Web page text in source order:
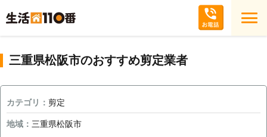
三重県松阪市のおすすめ剪定業者
カテゴリ： 剪定
地域： 三重県松阪市